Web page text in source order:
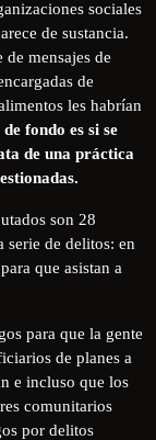
sociales
de sustancia.
mensajes de
de
les habrían
fondo es si se
de una práctica
son 28
serie de delitos: en
que asistan a
para que la gente
de planes a
e incluso que los
comunitarios
por delitos